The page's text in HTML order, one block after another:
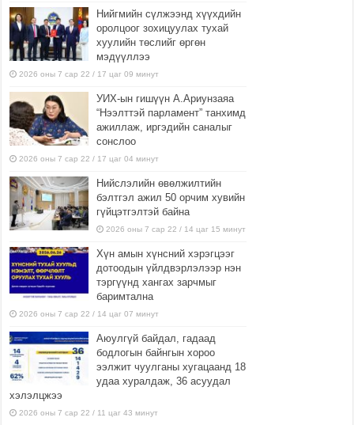
Нийгмийн сүлжээнд хүүхдийн
оролцоог зохицуулах тухай
хуулийн төслийг өргөн
мэдүүллээ
2026 оны 7 сар 22 / 17 цаг 09 минут
УИХ-ын гишүүн А.Ариунзаяа
“Нээлттэй парламент” танхимд
ажиллаж, иргэдийн саналыг
сонслоо
2026 оны 7 сар 22 / 17 цаг 04 минут
Нийслэлийн өвөлжилтийн
бэлтгэл ажил 50 орчим хувийн
гүйцэтгэлтэй байна
2026 оны 7 сар 22 / 14 цаг 15 минут
Хүн амын хүнсний хэрэгцээг
дотоодын үйлдвэрлэлээр нэн
тэргүүнд хангах зарчмыг
баримтална
2026 оны 7 сар 22 / 14 цаг 07 минут
Аюулгүй байдал, гадаад
бодлогын байнгын хороо
ээлжит чуулганы хугацаанд 18
удаа хуралдаж, 36 асуудал
хэлэлцжээ
2026 оны 7 сар 22 / 11 цаг 43 минут